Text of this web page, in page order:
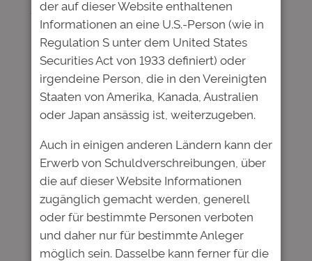
Bildung Studienfonds Webinar
Kommentare
Schreibe einen Kommentar
Deine E-Mail-Adresse wird nicht
veröffentlicht.
Erforderliche Felder
sind mit
markiert
Kommentar*
der auf dieser Website enthaltenen
Informationen an eine U.S.-Person (wie in
Regulation S unter dem United States
Securities Act von 1933 definiert) oder
irgendeine Person, die in den Vereinigten
Staaten von Amerika, Kanada, Australien
oder Japan ansässig ist, weiterzugeben.
Auch in einigen anderen Ländern kann der
Erwerb von Schuldverschreibungen, über
die auf dieser Website Informationen
zugänglich gemacht werden, generell
oder für bestimmte Personen verboten
und daher nur für bestimmte Anleger
möglich sein. Dasselbe kann ferner für die